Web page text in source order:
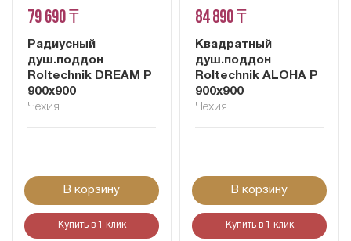
79 690 ₸
Радиусный
душ.поддон
Roltechnik DREAM P
900x900
Чехия
В корзину
Купить в 1 клик
84 890 ₸
Квадратный
душ.поддон
Roltechnik ALOHA P
900х900
Чехия
В корзину
Купить в 1 клик